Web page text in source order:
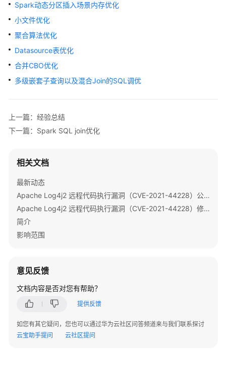
绍
计
明
入
户
南
组
件
操
作
（LTS
使
ClickHouse
Spark动态分区插入场景内存优化
小文件优化
聚合算法优化
Datasource表优化
合并CBO优化
多级嵌套子查询以及混合Join的SQL调优
上一篇：经验总结
下一篇：Spark SQL join优化
相关文档
最新动态
Apache Log4j2 远程代码执行漏洞（CVE-2021-44228）公告
Apache Log4j2 远程代码执行漏洞（CVE-2021-44228）修复指导
简介
影响范围
意见反馈
文档内容是否对您有帮助？
提供反馈
如您有其它疑问，您也可以通过华为云社区问答频道来与我们联系探讨
云宝助手提问
云社区提问